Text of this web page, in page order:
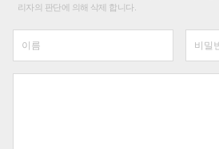
리자의 판단에 의해 삭제 합니다.